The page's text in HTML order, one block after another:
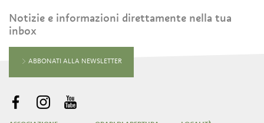
Notizie e informazioni direttamente nella tua
inbox
ABBONATI ALLA NEWSLETTER